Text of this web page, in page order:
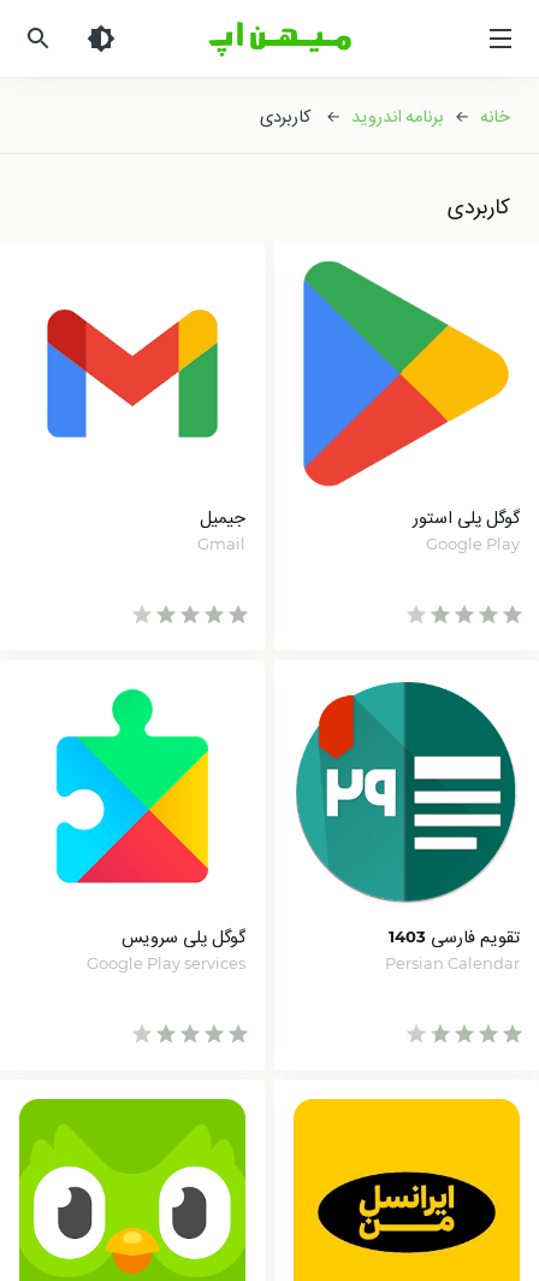
اندروید
خانه ← برنامه اندروید ← کاربردی
کاربردی
گوگل پلی استور
Google Play
جیمیل
Gmail
تقویم فارسی 1403
Persian Calendar
گوگل پلی سرویس
Google Play services